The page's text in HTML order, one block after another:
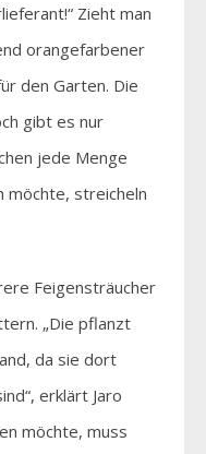
Zieht man
orangefarbener
den Garten. Die
gibt es nur
jede Menge
möchte, streicheln
Feigensträucher
„Die pflanzt
da sie dort
erklärt Jaro
möchte, muss